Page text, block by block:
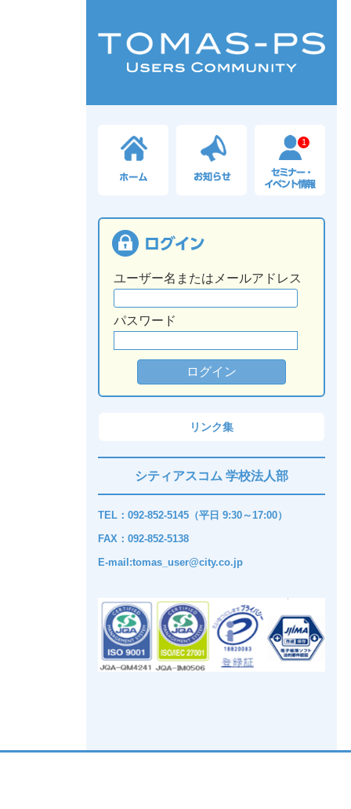
1
ユーザー名またはメールアドレス
パスワード
リンク集
シティアスコム 学校法人部
TEL：092-852-5145（平日 9:30～17:00）
FAX：092-852-5138
E-mail:tomas_user@city.co.jp